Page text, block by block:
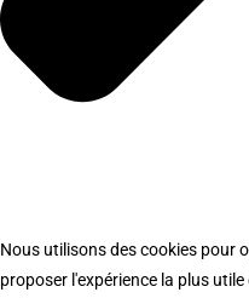
Nous utilisons des cookies pour
proposer l'expérience la plus